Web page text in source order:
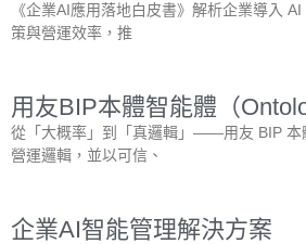
《企業AI應用落地白皮書》解析企業導入
策與營運效率，推
用友BIP本體智能體（
從「大概率」到「真邏輯」——用友 BIP 本
營運邏輯，並以可信、
企業AI智能管理解決方案